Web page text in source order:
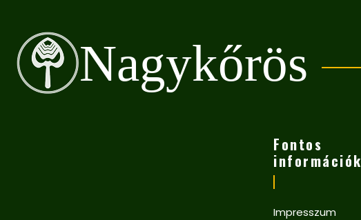
Nagykőrös
Fontos
információk
Impresszum